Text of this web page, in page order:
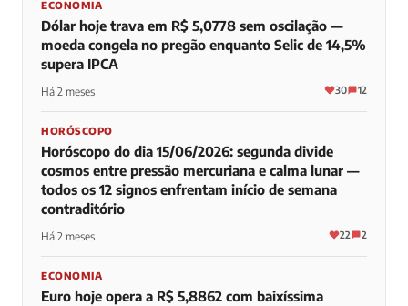
ECONOMIA
Dólar hoje trava em R$ 5,0778 sem oscilação —
moeda congela no pregão enquanto Selic de 14,5%
supera IPCA
Há 2 meses 30 12
HORÓSCOPO
Horóscopo do dia 15/06/2026: segunda divide
cosmos entre pressão mercuriana e calma lunar —
todos os 12 signos enfrentam início de semana
contraditório
Há 2 meses 22 2
ECONOMIA
Euro hoje opera a R$ 5,8862 com baixíssima